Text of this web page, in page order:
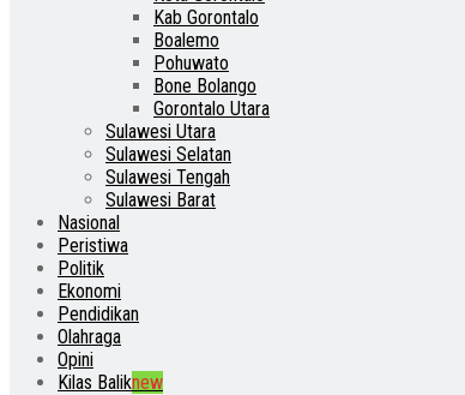
Kab Gorontalo
Boalemo
Pohuwato
Bone Bolango
Gorontalo Utara
Sulawesi Utara
Sulawesi Selatan
Sulawesi Tengah
Sulawesi Barat
Nasional
Peristiwa
Politik
Ekonomi
Pendidikan
Olahraga
Opini
Kilas Baliknew